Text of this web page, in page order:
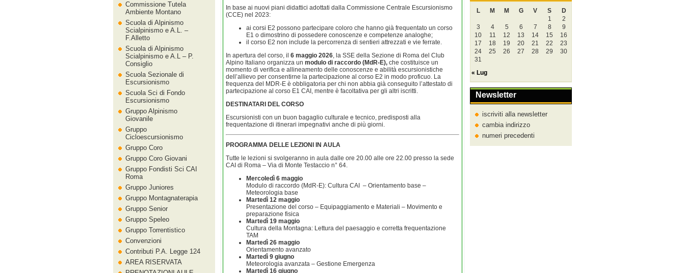
In base ai nuovi piani didattici adottati dalla Commissione Centrale Escursionismo
(CCE) nel 2023:
ai corsi E2 possono partecipare coloro che hanno già frequentato un corso
E1 o dimostrino di possedere conoscenze e competenze analoghe;
il corso E2 non include la percorrenza di sentieri attrezzati e vie ferrate.
In apertura del corso, il 6 maggio 2026, la SSE della Sezione di Roma del Club
Alpino Italiano organizza un modulo di raccordo (MdR-E), che costituisce un
momento di verifica e allineamento delle conoscenze e abilità escursionistiche
dell’allievo per consentirne la partecipazione al corso E2 in modo proficuo. La
frequenza del MDR-E è obbligatoria per chi non abbia già conseguito l’attestato di
partecipazione al corso E1 CAI, mentre è facoltativa per gli altri iscritti.
DESTINATARI DEL CORSO
Escursionisti con un buon bagaglio culturale e tecnico, predisposti alla
frequentazione di itinerari impegnativi anche di più giorni.
PROGRAMMA DELLE LEZIONI IN AULA
Tutte le lezioni si svolgeranno in aula dalle ore 20.00 alle ore 22.00 presso la sede
CAI di Roma – Via di Monte Testaccio n° 64.
Mercoledì 6 maggio
Modulo di raccordo (MdR-E): Cultura CAI – Orientamento base –
Meteorologia base
Martedì 12 maggio
Presentazione del corso – Equipaggiamento e Materiali – Movimento e
preparazione fisica
Martedì 19 maggio
Cultura della Montagna: Lettura del paesaggio e corretta frequentazione
TAM
Martedì 26 maggio
Orientamento avanzato
Martedì 9 giugno
Meteorologia avanzata – Gestione Emergenza
Martedì 16 giugno
L M M G V S D
« Lug
1
2
3
4 5 6 7 8
9
10
11 12 13 14 15
16
17
18 19 20 21 22
23
24
25 26 27 28 29
30
31
Newsletter
iscriviti alla newsletter
cambia indirizzo
numeri precedenti
Commissione Tutela
Ambiente Montano
Scuola di Alpinismo
Scialpinismo e A.L. –
F.Alletto
Scuola di Alpinismo
Scialpinismo e A.L – P.
Consiglio
Scuola Sezionale di
Escursionismo
Scuola Sci di Fondo
Escursionismo
Gruppo Alpinismo
Giovanile
Gruppo
Cicloescursionismo
Gruppo Coro
Gruppo Coro Giovani
Gruppo Fondisti Sci CAI
Roma
Gruppo Juniores
Gruppo Montagnaterapia
Gruppo Senior
Gruppo Speleo
Gruppo Torrentistico
Convenzioni
Contributi P.A. Legge 124
AREA RISERVATA